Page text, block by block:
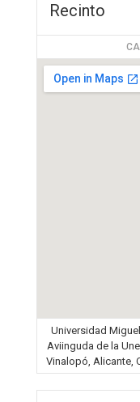
Recinto
Universidad
Aviinguda de la
Vinalopó, Alicante,